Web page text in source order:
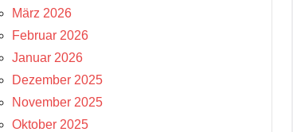
März 2026
Februar 2026
Januar 2026
Dezember 2025
November 2025
Oktober 2025